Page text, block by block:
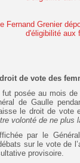
de vote des
posée au mois
de Gaulle
le droit de
volonté de ne plus
par le
sur le vote de
provisoire.